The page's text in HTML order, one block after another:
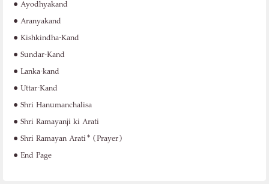
• Ayodhyakand
• Aranyakand
• Kishkindha-Kand
• Sundar-Kand
• Lanka-kand
• Uttar-Kand
• Shri Hanumanchalisa
• Shri Ramayanji ki Arati
• Shri Ramayan Arati* (Prayer)
• End Page